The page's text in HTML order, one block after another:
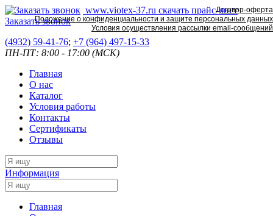
www.viotex-37.ru скачать прайс-лист
Заказать звонок
(4932) 59-41-76; +7 (964) 497-15-33
ПН-ПТ: 8:00 - 17:00 (МСК)
Главная
О нас
Каталог
Условия работы
Контакты
Сертификаты
Отзывы
Информация
Главная
Договор-оферта
Положение о конфиденциальности и защите персональных данных
Условия осуществления рассылки email-сообщений